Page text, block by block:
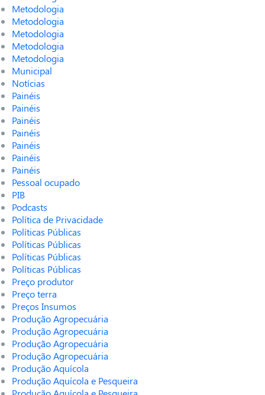
Metodologia
Metodologia
Metodologia
Metodologia
Metodologia
Municipal
Notícias
Painéis
Painéis
Painéis
Painéis
Painéis
Painéis
Painéis
Pessoal ocupado
PIB
Podcasts
Política de Privacidade
Políticas Públicas
Políticas Públicas
Políticas Públicas
Políticas Públicas
Preço produtor
Preço terra
Preços Insumos
Produção Agropecuária
Produção Agropecuária
Produção Agropecuária
Produção Agropecuária
Produção Aquícola
Produção Aquícola e Pesqueira